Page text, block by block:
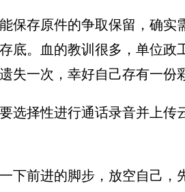
保存原件的争取保留，确实
底。血的教训很多，单位政
失一次，幸好自己存有一份
选择性进行通话录音并上传
下前进的脚步，放空自己，